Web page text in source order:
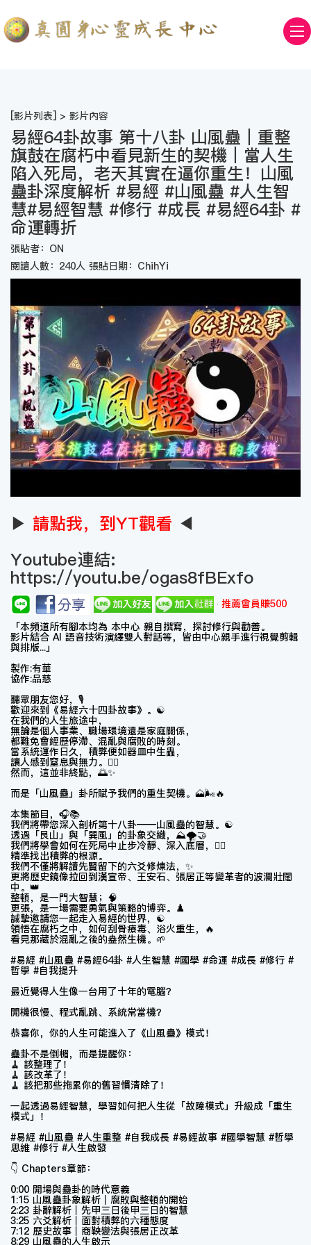
[影片列表] > 影片內容
易經64卦故事 第十八卦 山風蠱｜重整
旗鼓在腐朽中看見新生的契機｜當人生
陷入死局，老天其實在逼你重生！山風
蠱卦深度解析 #易經 #山風蠱 #人生智
慧#易經智慧 #修行 #成長 #易經64卦 #
命運轉折
張貼者：ON
閱讀人數：240人 張貼日期：ChihYi
▶ 請點我，到YT觀看 ◀
Youtube連結:
https://youtu.be/ogas8fBExfo
推薦會員賺500
「本頻道所有腳本均為 本中心 親自撰寫，探討修行與勸善。
影片結合 AI 語音技術演繹雙人對話等，皆由中心親手進行視覺剪輯
與排版...」
製作:有華
協作:品慈
聽眾朋友您好，🎙️
歡迎來到《易經六十四卦故事》。☯️
在我們的人生旅途中，
無論是個人事業、職場環境還是家庭關係，
都難免會經歷停滯、混亂與腐敗的時刻。
當系統運作日久，積弊便如器皿中生蟲，
讓人感到窒息與無力。😮‍💨
然而，這並非終點，🌅✨
而是「山風蠱」卦所賦予我們的重生契機。🗻🌬️🔥
本集節目，🎧📚
我們將帶您深入剖析第十八卦——山風蠱的智慧。☯️
透過「艮山」與「巽風」的卦象交織，⛰️🌪️🤝
我們將學會如何在死局中止步冷靜、深入底層，🧘‍♂️
精準找出積弊的根源。
我們不僅將解讀先賢留下的六爻修煉法，✨
更將歷史鏡像拉回到漢宣帝、王安石、張居正等變革者的波瀾壯闊
中。👑
整頓，是一門大智慧；🧠
更張，是一場需要勇氣與策略的博弈。♟️
誠摯邀請您一起走入易經的世界，☯️
領悟在腐朽之中，如何刮骨療毒、浴火重生，🔥
看見那藏於混亂之後的盎然生機。🌱
#易經 #山風蠱 #易經64卦 #人生智慧 #國學 #命運 #成長 #修行 #
哲學 #自我提升
最近覺得人生像一台用了十年的電腦？
開機很慢、程式亂跳、系統常當機？
恭喜你，你的人生可能進入了《山風蠱》模式！
蠱卦不是倒楣，而是提醒你：
🧹 該整理了！
🧹 該改革了！
🧹 該把那些拖累你的舊習慣清除了！
一起透過易經智慧，學習如何把人生從「故障模式」升級成「重生
模式」！
#易經 #山風蠱 #人生重整 #自我成長 #易經故事 #國學智慧 #哲學
思維 #修行 #人生啟發
👇 Chapters章節：
0:00 開場與蠱卦的時代意義
1:15 山風蠱卦象解析｜腐敗與整頓的開始
2:23 卦辭解析｜先甲三日後甲三日的智慧
3:25 六爻解析｜面對積弊的六種態度
7:12 歷史故事｜商鞅變法與張居正改革
8:29 山風蠱的人生啟示